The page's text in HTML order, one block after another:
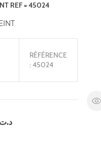
REF = 45024
RÉFÉRENCE
: 45024
د.ت